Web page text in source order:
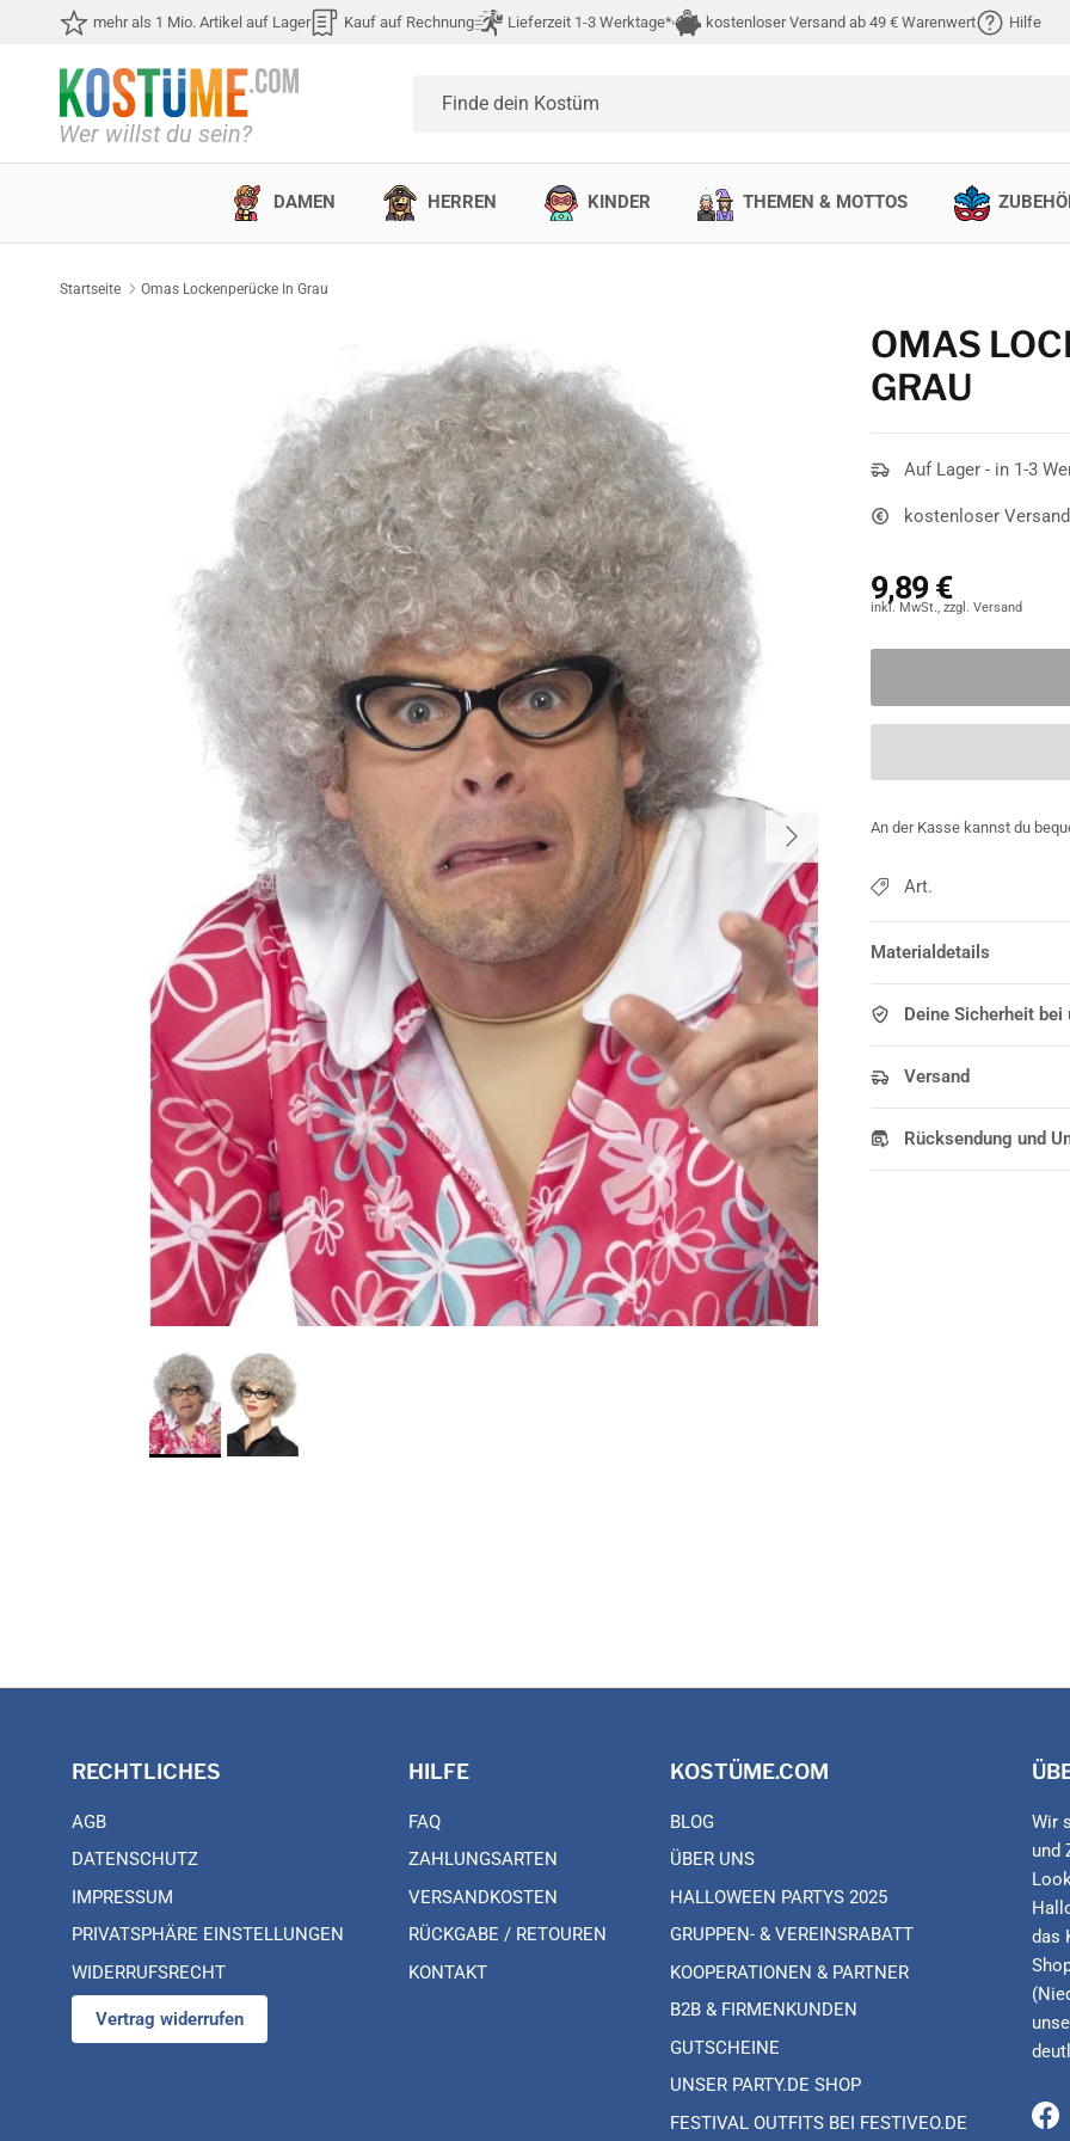
Direkt zum Inhaltmehr als 1 Mio. Artikel auf Lager Kauf auf Rechnung Lieferzeit 1-3 Werktage* kostenloser Versand ab 49 € Warenwert Hilfe
Finde dein Kostüm
DAMEN HERREN KINDER THEMEN & MOTTOS
Startseite Omas Lockenperücke In Grau
Nächste
OMAS
GRAU
Auf Lager - in 1-3
kostenloser
9,89 €
An der Kasse kannst du
Art.
Materialdetails
Deine Sicherheit bei
Versand
Rücksendung und
RECHTLICHES
AGB
DATENSCHUTZ
IMPRESSUM
PRIVATSPHÄRE EINSTELLUNGEN
WIDERRUFSRECHT
Vertrag widerrufen
HILFE
FAQ
ZAHLUNGSARTEN
VERSANDKOSTEN
RÜCKGABE / RETOUREN
KONTAKT
KOSTÜME.COM
BLOG
ÜBER UNS
HALLOWEEN PARTYS 2025
GRUPPEN- & VEREINSRABATT
KOOPERATIONEN & PARTNER
B2B & FIRMENKUNDEN
GUTSCHEINE
UNSER PARTY.DE SHOP
FESTIVAL OUTFITS BEI FESTIVEO.DE
Wir
und
das